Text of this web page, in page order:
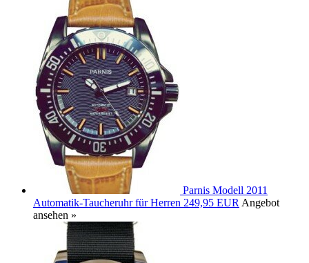
Parnis Modell 2011
Automatik-Taucheruhr für Herren 249,95 EUR Angebot
ansehen »